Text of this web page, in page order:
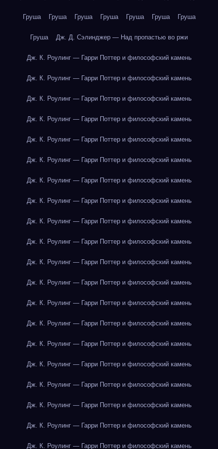
Груша Груша Груша Груша Груша Груша Груша
Груша Дж. Д. Сэлинджер — Над пропастью во ржи
Дж. К. Роулинг — Гарри Поттер и философский камень
Дж. К. Роулинг — Гарри Поттер и философский камень
Дж. К. Роулинг — Гарри Поттер и философский камень
Дж. К. Роулинг — Гарри Поттер и философский камень
Дж. К. Роулинг — Гарри Поттер и философский камень
Дж. К. Роулинг — Гарри Поттер и философский камень
Дж. К. Роулинг — Гарри Поттер и философский камень
Дж. К. Роулинг — Гарри Поттер и философский камень
Дж. К. Роулинг — Гарри Поттер и философский камень
Дж. К. Роулинг — Гарри Поттер и философский камень
Дж. К. Роулинг — Гарри Поттер и философский камень
Дж. К. Роулинг — Гарри Поттер и философский камень
Дж. К. Роулинг — Гарри Поттер и философский камень
Дж. К. Роулинг — Гарри Поттер и философский камень
Дж. К. Роулинг — Гарри Поттер и философский камень
Дж. К. Роулинг — Гарри Поттер и философский камень
Дж. К. Роулинг — Гарри Поттер и философский камень
Дж. К. Роулинг — Гарри Поттер и философский камень
Дж. К. Роулинг — Гарри Поттер и философский камень
Дж. К. Роулинг — Гарри Поттер и философский камень